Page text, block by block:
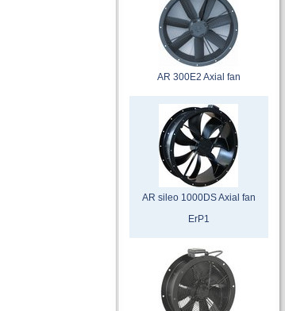
AR 300E2 Axial fan
AR sileo 1000DS Axial fan
ErP1